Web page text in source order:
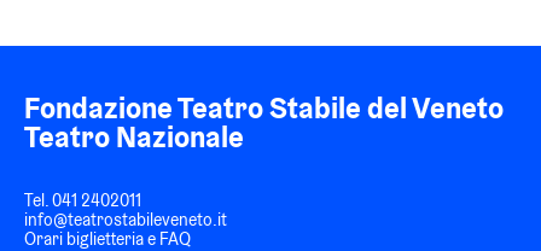
Fondazione Teatro Stabile del Veneto
Teatro Nazionale
Tel.041 2402011
info@teatrostabileveneto.it
Orari biglietteria e FAQ